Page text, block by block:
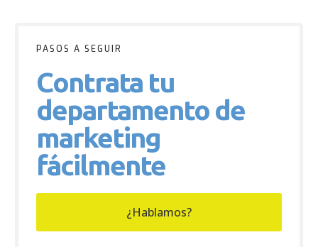
PASOS A SEGUIR
Contrata tu
departamento de
marketing
fácilmente
¿Hablamos?